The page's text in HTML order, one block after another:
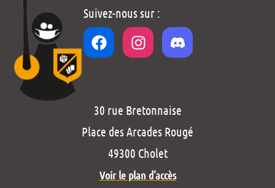
Suivez-nous sur :
30 rue Bretonnaise
Place des Arcades Rougé
49300 Cholet
Voir le plan d’accès